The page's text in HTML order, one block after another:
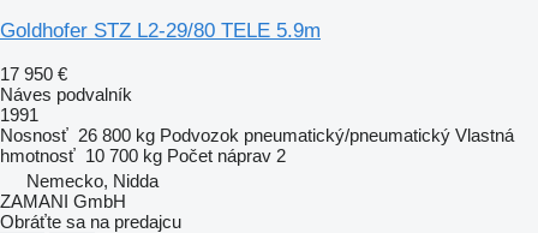
Goldhofer STZ L2-29/80 TELE 5.9m
17 950 €
Náves podvalník
1991
Nosnosť 26 800 kg Podvozok pneumatický/pneumatický Vlastná
hmotnosť 10 700 kg Počet náprav 2
Nemecko, Nidda
ZAMANI GmbH
Obráťte sa na predajcu